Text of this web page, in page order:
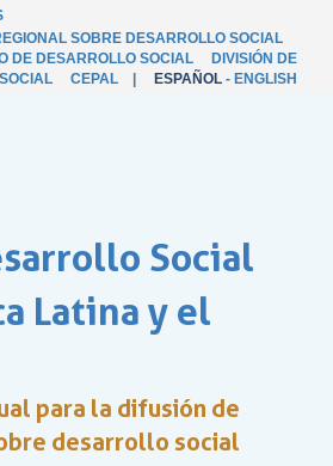
SOBRE DESARROLLO SOCIAL
DE DESARROLLO SOCIAL
DIVISIÓN DE
CEPAL ESPAÑOL - ENGLISH
Social
Latina y el
para la difusión de
desarrollo social